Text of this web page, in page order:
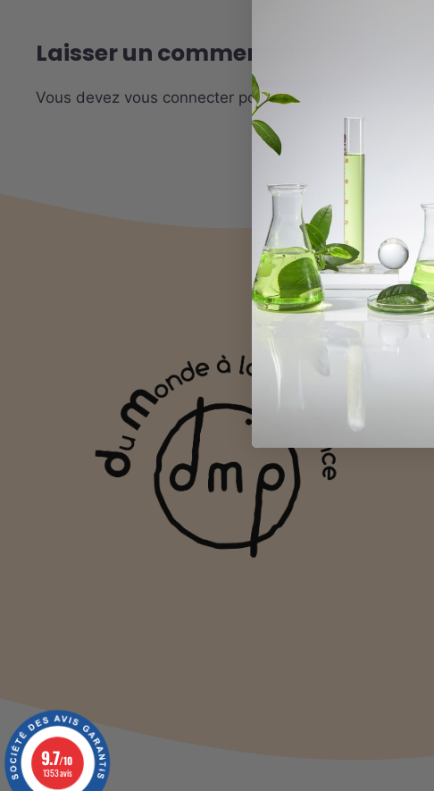
Laisser un commentaire
Vous devez vous connecter pour publier un
9.7/10
1353 avis